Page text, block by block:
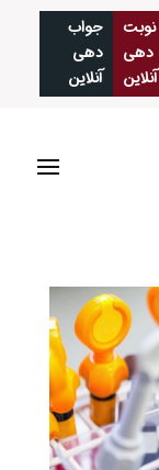
نوبت
دهی
آنلاین
جواب‌
دهی
آنلاین